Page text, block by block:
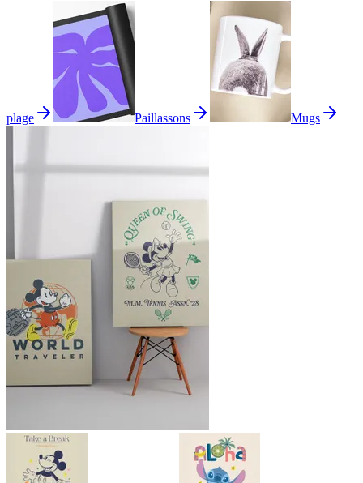
plage Paillassons Mugs